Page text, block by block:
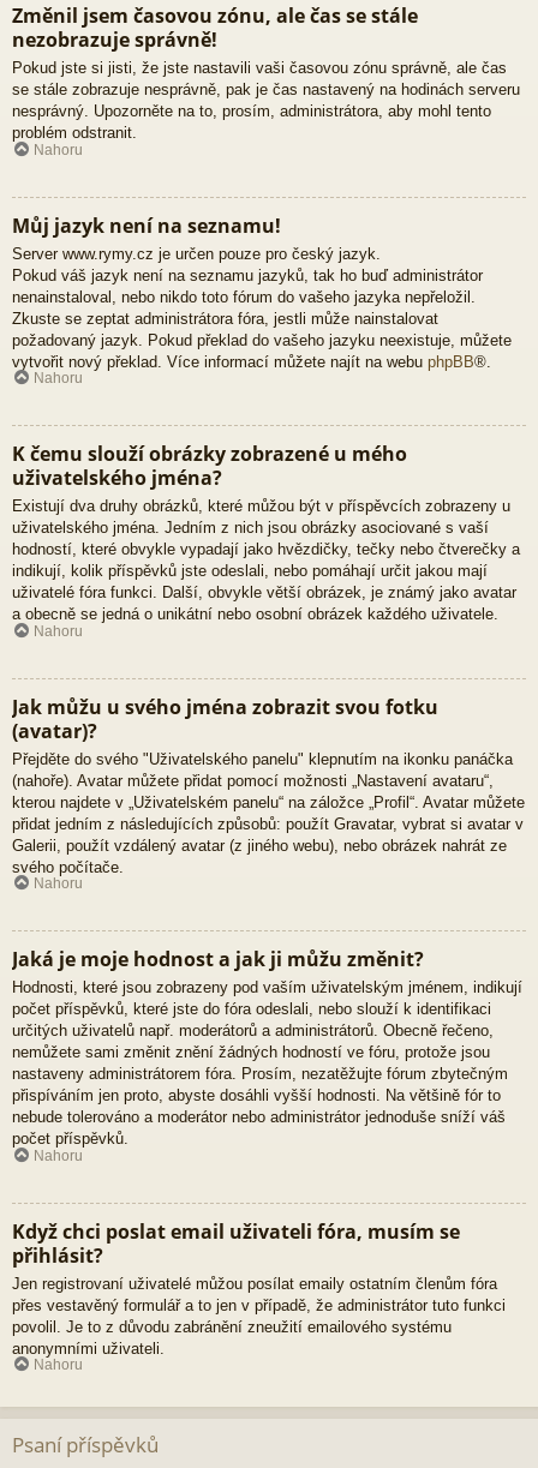
Změnil jsem časovou zónu, ale čas se stále
nezobrazuje správně!
Pokud jste si jisti, že jste nastavili vaši časovou zónu správně, ale čas
se stále zobrazuje nesprávně, pak je čas nastavený na hodinách serveru
nesprávný. Upozorněte na to, prosím, administrátora, aby mohl tento
problém odstranit.
Nahoru
Můj jazyk není na seznamu!
Server www.rymy.cz je určen pouze pro český jazyk.
Pokud váš jazyk není na seznamu jazyků, tak ho buď administrátor
nenainstaloval, nebo nikdo toto fórum do vašeho jazyka nepřeložil.
Zkuste se zeptat administrátora fóra, jestli může nainstalovat
požadovaný jazyk. Pokud překlad do vašeho jazyku neexistuje, můžete
vytvořit nový překlad. Více informací můžete najít na webu phpBB®.
Nahoru
K čemu slouží obrázky zobrazené u mého
uživatelského jména?
Existují dva druhy obrázků, které můžou být v příspěvcích zobrazeny u
uživatelského jména. Jedním z nich jsou obrázky asociované s vaší
hodností, které obvykle vypadají jako hvězdičky, tečky nebo čtverečky a
indikují, kolik příspěvků jste odeslali, nebo pomáhají určit jakou mají
uživatelé fóra funkci. Další, obvykle větší obrázek, je známý jako avatar
a obecně se jedná o unikátní nebo osobní obrázek každého uživatele.
Nahoru
Jak můžu u svého jména zobrazit svou fotku
(avatar)?
Přejděte do svého "Uživatelského panelu" klepnutím na ikonku panáčka
(nahoře). Avatar můžete přidat pomocí možnosti „Nastavení avataru“,
kterou najdete v „Uživatelském panelu“ na záložce „Profil“. Avatar můžete
přidat jedním z následujících způsobů: použít Gravatar, vybrat si avatar v
Galerii, použít vzdálený avatar (z jiného webu), nebo obrázek nahrát ze
svého počítače.
Nahoru
Jaká je moje hodnost a jak ji můžu změnit?
Hodnosti, které jsou zobrazeny pod vaším uživatelským jménem, indikují
počet příspěvků, které jste do fóra odeslali, nebo slouží k identifikaci
určitých uživatelů např. moderátorů a administrátorů. Obecně řečeno,
nemůžete sami změnit znění žádných hodností ve fóru, protože jsou
nastaveny administrátorem fóra. Prosím, nezatěžujte fórum zbytečným
přispíváním jen proto, abyste dosáhli vyšší hodnosti. Na většině fór to
nebude tolerováno a moderátor nebo administrátor jednoduše sníží váš
počet příspěvků.
Nahoru
Když chci poslat email uživateli fóra, musím se
přihlásit?
Jen registrovaní uživatelé můžou posílat emaily ostatním členům fóra
přes vestavěný formulář a to jen v případě, že administrátor tuto funkci
povolil. Je to z důvodu zabránění zneužití emailového systému
anonymními uživateli.
Nahoru
Psaní příspěvků